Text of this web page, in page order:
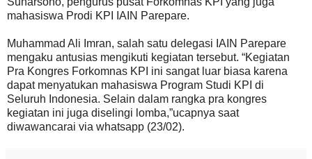
mahasiswa Prodi KPI IAIN Parepare.
Muhammad Ali Imran, salah satu delegasi IAIN Parepare
mengaku antusias mengikuti kegiatan tersebut. “Kegiatan
Pra Kongres Forkomnas KPI ini sangat luar biasa karena
dapat menyatukan mahasiswa Program Studi KPI di
Seluruh Indonesia. Selain dalam rangka pra kongres
kegiatan ini juga diselingi lomba,”ucapnya saat
diwawancarai via whatsapp (23/02).